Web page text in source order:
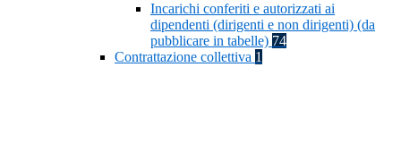
Incarichi conferiti e autorizzati ai
dipendenti (dirigenti e non dirigenti) (da
pubblicare in tabelle) 74
Contrattazione collettiva 1